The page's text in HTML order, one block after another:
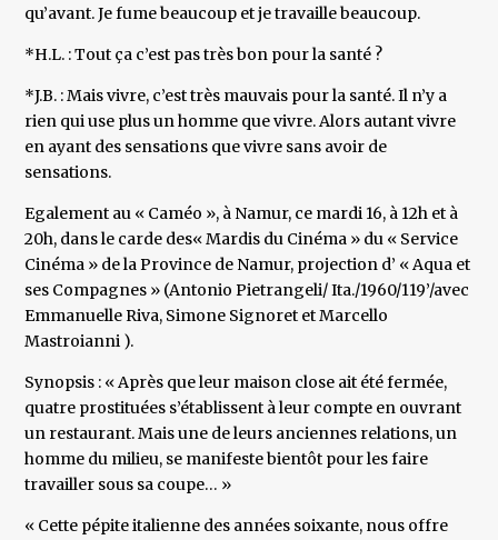
qu’avant. Je fume beaucoup et je travaille beaucoup.
*H.L. : Tout ça c’est pas très bon pour la santé ?
*J.B. : Mais vivre, c’est très mauvais pour la santé. Il n’y a
rien qui use plus un homme que vivre. Alors autant vivre
en ayant des sensations que vivre sans avoir de
sensations.
Egalement au « Caméo », à Namur, ce mardi 16, à 12h et à
20h, dans le carde des« Mardis du Cinéma » du « Service
Cinéma » de la Province de Namur, projection d’ « Aqua et
ses Compagnes » (Antonio Pietrangeli/ Ita./1960/119’/avec
Emmanuelle Riva, Simone Signoret et Marcello
Mastroianni ).
Synopsis : « Après que leur maison close ait été fermée,
quatre prostituées s’établissent à leur compte en ouvrant
un restaurant. Mais une de leurs anciennes relations, un
homme du milieu, se manifeste bientôt pour les faire
travailler sous sa coupe… »
« Cette pépite italienne des années soixante, nous offre